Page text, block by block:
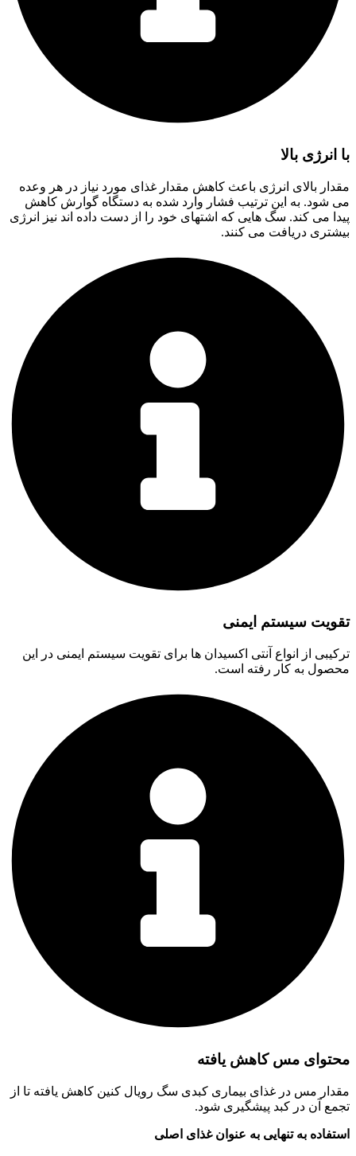
با انرژی بالا
مقدار بالای انرژی باعث کاهش مقدار غذای مورد نیاز در هر وعده
می شود. به این ترتیب فشار وارد شده به دستگاه گوارش کاهش
پیدا می کند. سگ هایی که اشتهای خود را از دست داده اند نیز انرژی
بیشتری دریافت می کنند.
تقویت سیستم ایمنی
ترکیبی از انواع آنتی اکسیدان ها برای تقویت سیستم ایمنی در این
محصول به کار رفته است.
محتوای مس کاهش یافته
مقدار مس در غذای بیماری کبدی سگ رویال کنین کاهش یافته تا از
تجمع آن در کبد پیشگیری شود.
استفاده به تنهایی به عنوان غذای اصلی